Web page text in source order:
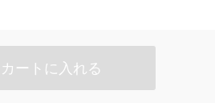
カートに入れる